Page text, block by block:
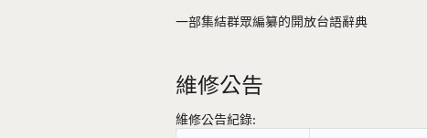
一部集結群眾編纂的開放台語辭典
維修公告
維修公告紀錄: